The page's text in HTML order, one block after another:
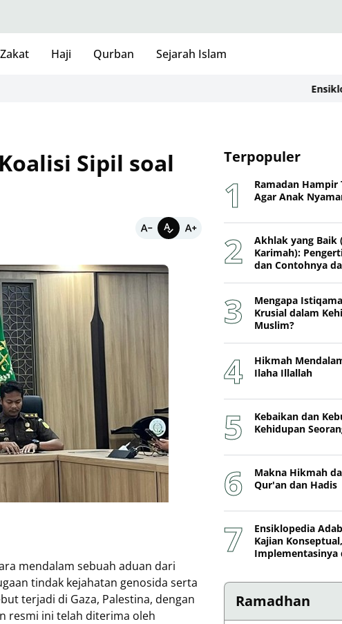
Zakat Haji Qurban Sejarah Islam
Sipil soal
mendalam sebuah aduan dari
tindak kejahatan genosida serta
terjadi di Gaza, Palestina, dengan
resmi ini telah diterima oleh
Terpopuler
Ramadan Hampir
Agar Anak
Akhlak yang Baik
Karimah):
dan Contohnya
Mengapa
Krusial dalam
Muslim?
Hikmah
Ilaha Illallah
Kebaikan dan
Kehidupan
Makna Hikmah
Qur'an dan Hadis
Ensiklopedia
Kajian
Implementasinya
Ramadhan